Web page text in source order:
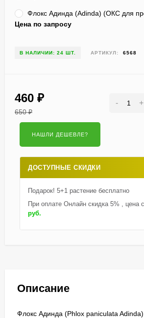
Флокс Адинда (Adinda) (ОКС для
Цена по запросу
В НАЛИЧИИ: 24 ШТ. АРТИКУЛ: 6568
460 ₽
650₽
- +
ДОСТУПНЫЕ СКИДКИ
Подарок! 5+1 растение бесплатно
При оплате Онлайн скидка 5% , цена
руб.
Описание
Флокс Адинда (Phlox paniculata